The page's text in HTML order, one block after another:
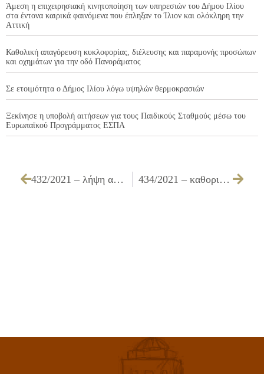
Άμεση η επιχειρησιακή κινητοποίηση των υπηρεσιών του Δήμου Ιλίου
στα έντονα καιρικά φαινόμενα που έπληξαν το Ίλιον και ολόκληρη την
Αττική
Καθολική απαγόρευση κυκλοφορίας, διέλευσης και παραμονής προσώπων
και οχημάτων για την οδό Πανοράματος
Σε ετοιμότητα ο Δήμος Ιλίου λόγω υψηλών θερμοκρασιών
Ξεκίνησε η υποβολή αιτήσεων για τους Παιδικούς Σταθμούς μέσω του
Ευρωπαϊκού Προγράμματος ΕΣΠΑ
432/2021 – λήψη απόφασης για την επιχορήγηση του σωματείου εργαζομένων Δήμου Ιλίου, έτους 2021 434/2021 – καθορισμό αριθμού και ειδικοτήτων εγκεκριμένων θέσεων συμβάσεων μίσθωσης έργου με κάλυψη της δαπάνης μέσω αντιτίμου, στα πλαίσια του προγραμματισμού προσλήψεων έτους 2021